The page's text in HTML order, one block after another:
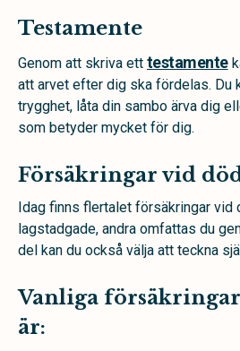
Testamente
Genom att skriva ett testamente
att arvet efter dig ska fördelas. Du
trygghet, låta din sambo ärva dig
som betyder mycket för dig.
Försäkringar vid
Idag finns flertalet försäkringar vid
lagstadgade, andra omfattas du
del kan du också välja att teckna
Vanliga
är: